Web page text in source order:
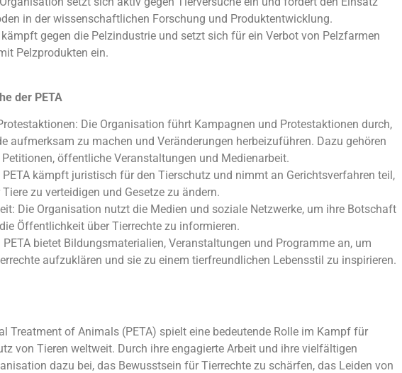
in der wissenschaftlichen Forschung und Produktentwicklung.
kämpft gegen die Pelzindustrie und setzt sich für ein Verbot von Pelzfarmen
Pelzprodukten ein.
der PETA
Die Organisation führt Kampagnen und Protestaktionen durch,
aufmerksam zu machen und Veränderungen herbeizuführen. Dazu gehören
öffentliche Veranstaltungen und Medienarbeit.
kämpft juristisch für den Tierschutz und nimmt an Gerichtsverfahren teil,
zu verteidigen und Gesetze zu ändern.
Die Organisation nutzt die Medien und soziale Netzwerke, um ihre Botschaft
Öffentlichkeit über Tierrechte zu informieren.
bietet Bildungsmaterialien, Veranstaltungen und Programme an, um
aufzuklären und sie zu einem tierfreundlichen Lebensstil zu inspirieren.
Treatment of Animals (PETA) spielt eine bedeutende Rolle im Kampf für
von Tieren weltweit. Durch ihre engagierte Arbeit und ihre vielfältigen
dazu bei, das Bewusstsein für Tierrechte zu schärfen, das Leiden von